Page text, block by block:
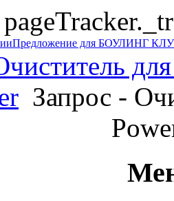
Предложение для БОУЛИНГ
Запрос -